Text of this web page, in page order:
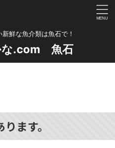
鮮な魚介類は魚石で！
な.com 魚石
ます。